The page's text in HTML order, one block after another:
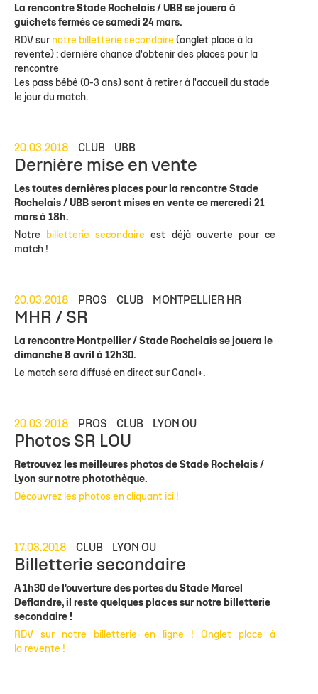
La rencontre Stade Rochelais / UBB se jouera à
guichets fermés ce samedi 24 mars.
RDV sur notre billetterie secondaire (onglet place à la
revente) : dernière chance d'obtenir des places pour la
rencontre
Les pass bébé (0-3 ans) sont à retirer à l'accueil du stade
le jour du match.
20.03.2018 CLUB UBB
Dernière mise en vente
Les toutes dernières places pour la rencontre Stade
Rochelais / UBB seront mises en vente ce mercredi 21
mars à 18h.
Notre
billetterie secondaire
est déjà ouverte pour ce
match !
20.03.2018 PROS CLUB MONTPELLIER HR
MHR / SR
La rencontre Montpellier / Stade Rochelais se jouera le
dimanche 8 avril à 12h30.
Le match sera diffusé en direct sur Canal+.
20.03.2018 PROS CLUB LYON OU
Photos SR LOU
Retrouvez les meilleures photos de Stade Rochelais /
Lyon sur notre photothèque.
Découvrez les photos en cliquant ici !
17.03.2018 CLUB LYON OU
Billetterie secondaire
A 1h30 de l'ouverture des portes du Stade Marcel
Deflandre, il reste quelques places sur notre billetterie
secondaire !
RDV sur notre billetterie en ligne ! Onglet place à
la revente !